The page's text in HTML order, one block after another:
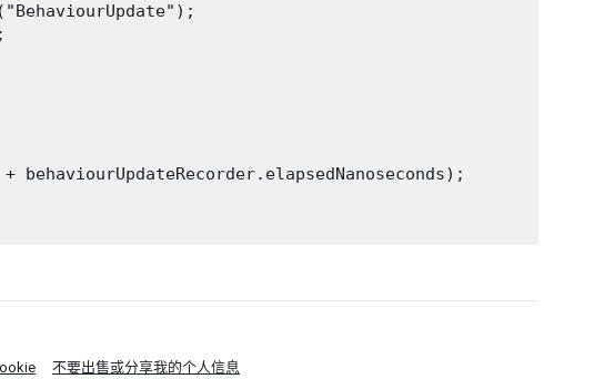
("BehaviourUpdate");
不要出售或分享我的个人信息